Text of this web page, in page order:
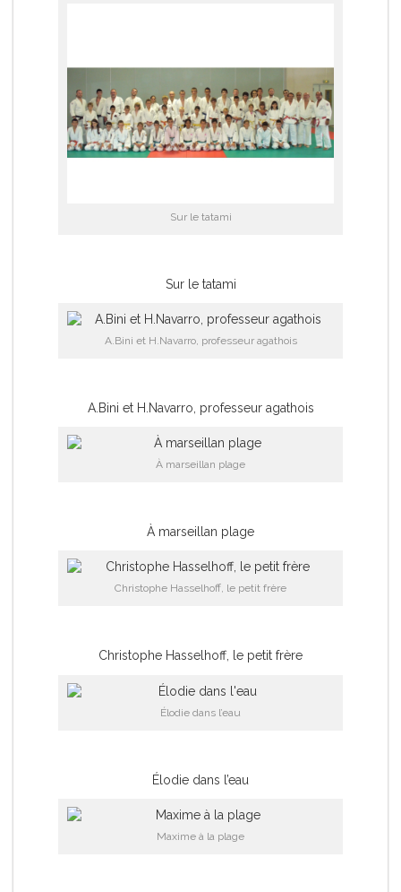
Sur le tatami
Sur le tatami
A.Bini et H.Navarro, professeur agathois
A.Bini et H.Navarro, professeur agathois
À marseillan plage
À marseillan plage
Christophe Hasselhoff, le petit frère
Christophe Hasselhoff, le petit frère
Élodie dans l’eau
Élodie dans l’eau
Maxime à la plage